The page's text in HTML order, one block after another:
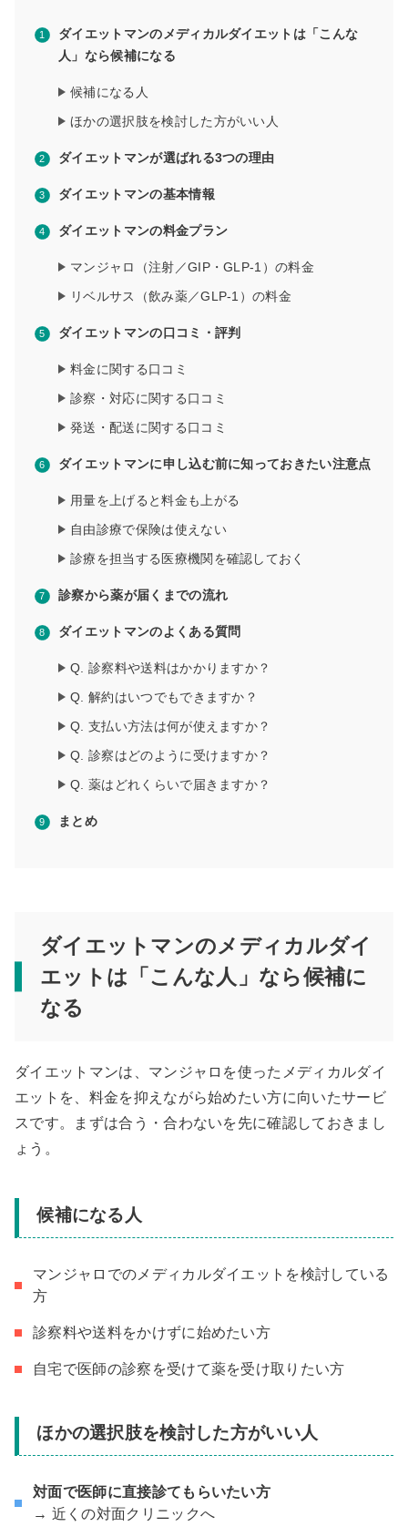
ダイエットマンのメディカルダイエットは「こんな
人」なら候補になる
候補になる人
ほかの選択肢を検討した方がいい人
ダイエットマンが選ばれる3つの理由
ダイエットマンの基本情報
ダイエットマンの料金プラン
マンジャロ（注射／GIP・GLP-1）の料金
リベルサス（飲み薬／GLP-1）の料金
ダイエットマンの口コミ・評判
料金に関する口コミ
診察・対応に関する口コミ
発送・配送に関する口コミ
ダイエットマンに申し込む前に知っておきたい注意点
用量を上げると料金も上がる
自由診療で保険は使えない
診療を担当する医療機関を確認しておく
診察から薬が届くまでの流れ
ダイエットマンのよくある質問
Q. 診察料や送料はかかりますか？
Q. 解約はいつでもできますか？
Q. 支払い方法は何が使えますか？
Q. 診察はどのように受けますか？
Q. 薬はどれくらいで届きますか？
まとめ
ダイエットマンのメディカルダイ
エットは「こんな人」なら候補に
なる
ダイエットマンは、マンジャロを使ったメディカルダイ
エットを、料金を抑えながら始めたい方に向いたサービ
スです。まずは合う・合わないを先に確認しておきまし
ょう。
候補になる人
マンジャロでのメディカルダイエットを検討している
方
診察料や送料をかけずに始めたい方
自宅で医師の診察を受けて薬を受け取りたい方
ほかの選択肢を検討した方がいい人
対面で医師に直接診てもらいたい方
→ 近くの対面クリニックへ